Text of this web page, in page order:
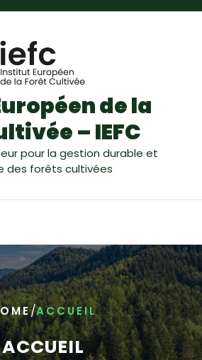
de la
– IEFC
pour la gestion durable et
des forêts cultivées
/ACCUEIL
ACCUEIL